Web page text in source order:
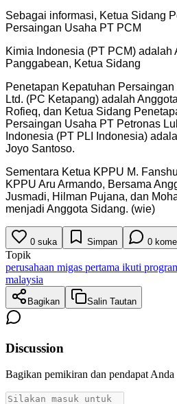
Sebagai informasi, Ketua Sidang
Persaingan Usaha PT PCM
Kimia Indonesia (PT PCM) adalah
Panggabean, Ketua Sidang
Penetapan Kepatuhan Persaingan
Ltd. (PC Ketapang) adalah
Rofieq, dan Ketua Sidang
Persaingan Usaha PT Petronas
Indonesia (PT PLI Indonesia)
Joyo Santoso.
Sementara Ketua KPPU M.
KPPU Aru Armando, Bersama
Jusmadi, Hilman Pujana, dan
menjadi Anggota Sidang. (wie)
0 suka Simpan 0
Topik
perusahaan migas pertama ikuti
malaysia
Bagikan Salin Tautan
Discussion
Bagikan pemikiran dan pendapat Anda